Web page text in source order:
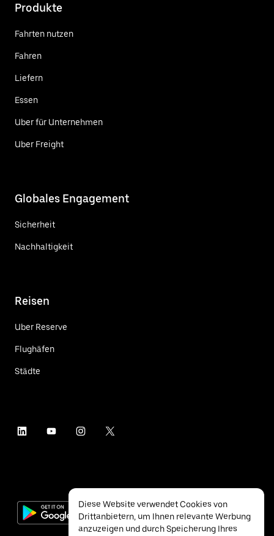
Produkte
Fahrten nutzen
Fahren
Liefern
Essen
Uber für Unternehmen
Uber Freight
Globales Engagement
Sicherheit
Nachhaltigkeit
Reisen
Uber Reserve
Flughäfen
Städte
Diese Website verwendet Cookies von
Drittanbietern, um Ihnen relevante Werbung
anzuzeigen und durch Speicherung Ihres